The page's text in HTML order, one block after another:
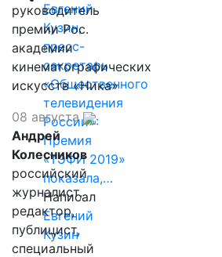
Евгений
Кузин,
пресс-
секретарь
«Общественного
телевидения
России»:
Премия
«ТЭФИ 2019»
показала,…
Написал
Евгений
Кузин
руководитель
премии Рос.
академии
кинематографических
искусств «Ника»
08 августа
Андрей
Колесников
российский
журналист,
редактор,
публицист,
специальный